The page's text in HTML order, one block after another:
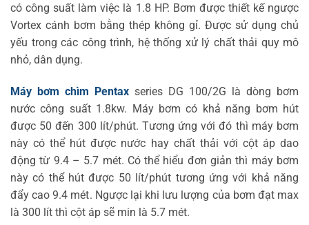
có công suất làm việc là 1.8 HP. Bơm được thiết kế ngược
Vortex cánh bơm bằng thép không gỉ. Được sử dụng chủ
yếu trong các công trình, hệ thống xử lý chất thải quy mô
nhỏ, dân dụng.
Máy bơm chìm Pentax series DG 100/2G là dòng bơm
nước công suất 1.8kw. Máy bơm có khả năng bơm hút
được 50 đến 300 lít/phút. Tương ứng với đó thì máy bơm
này có thể hút được nước hay chất thải với cột áp dao
động từ 9.4 – 5.7 mét. Có thể hiểu đơn giản thì máy bơm
này có thể hút được 50 lít/phút tương ứng với khả năng
đẩy cao 9.4 mét. Ngược lại khi lưu lượng của bơm đạt max
là 300 lít thì cột áp sẽ min là 5.7 mét.